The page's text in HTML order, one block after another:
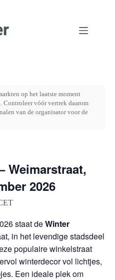
op het laatste moment
Controleer vóór vertrek daarom
van de organisator voor de
Weimarstraat,
2026
staat deWinter
in het levendige stadsdeel
populaire winkelstraat
winterdecor vol lichtjes,
Een ideale plek om